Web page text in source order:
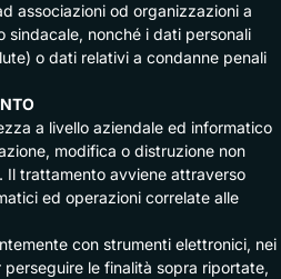
associazioni od organizzazioni a
sindacale, nonché i dati personali
o dati relativi a condanne penali
a livello aziendale ed informatico
modifica o distruzione non
Il trattamento avviene attraverso
ed operazioni correlate alle
con strumenti elettronici, nei
le finalità sopra riportate,